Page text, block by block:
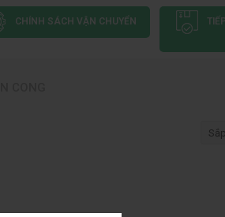
CHÍNH SÁCH VẬN CHUYỂN